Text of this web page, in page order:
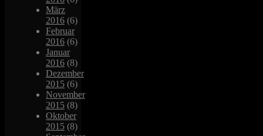
März
2016 (6)
Februar
2016 (6)
Januar
2016 (8)
Dezember
2015 (6)
November
2015 (8)
Oktober
2015 (8)